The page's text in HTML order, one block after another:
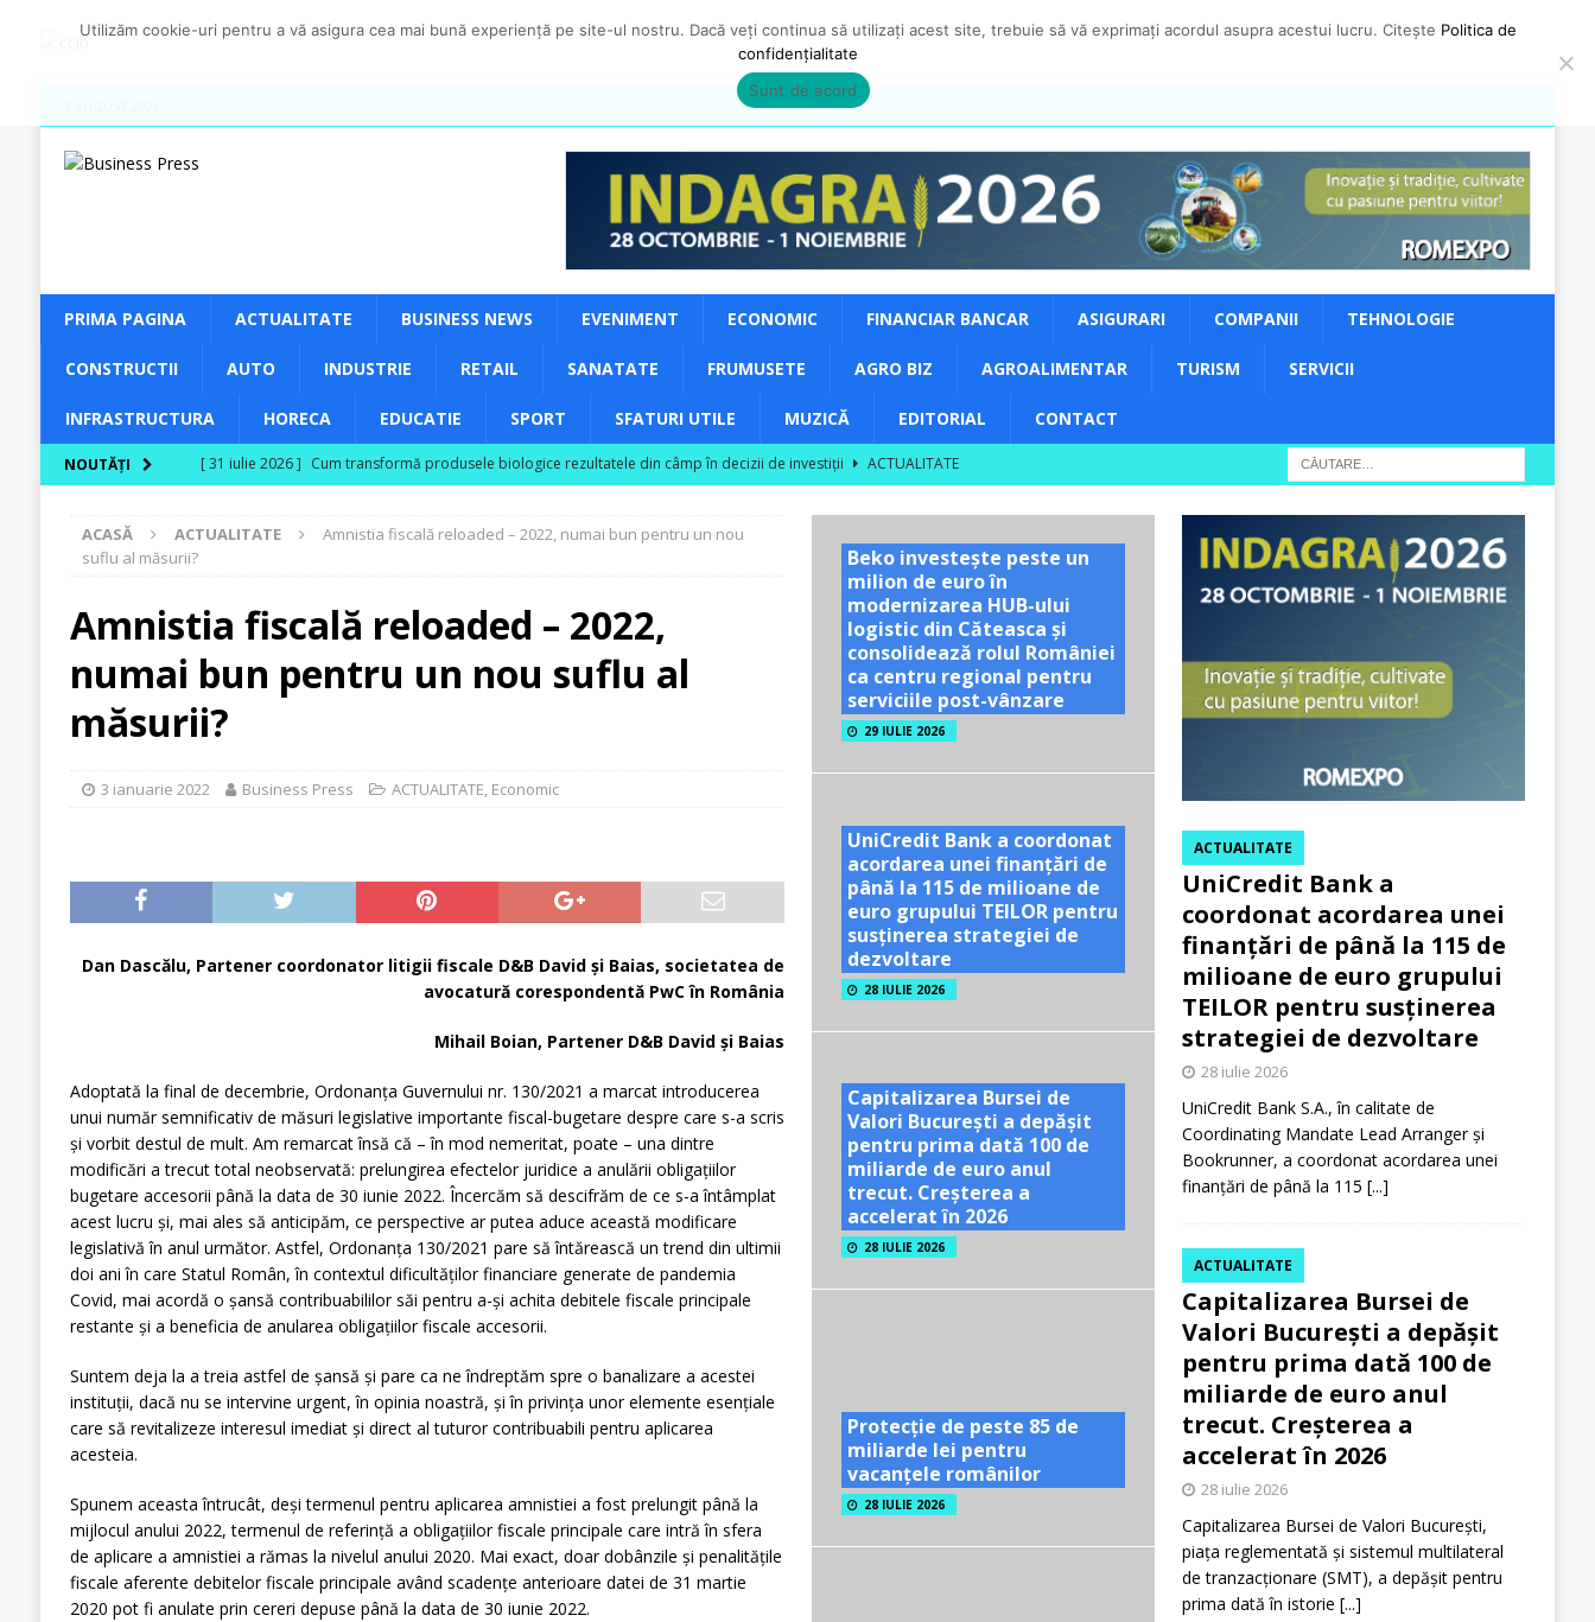
PRIMA PAGINA ACTUALITATE BUSINESS NEWS EVENIMENT ECONOMIC FINANCIAR BANCAR ASIGURARI COMPANII TEHNOLOGIE
CONSTRUCTII AUTO INDUSTRIE RETAIL SANATATE FRUMUSETE AGRO BIZ AGROALIMENTAR TURISM SERVICII
INFRASTRUCTURA HORECA EDUCATIE SPORT SFATURI UTILE MUZICĂ EDITORIAL CONTACT
NOUTĂȚI [ 31 iulie 2026 ] Cum transformă produsele biologice rezultatele din câmp în decizii de investiții
ACTUALITATE
Carpaților Orientali
ACTUALITATE
[ 29 iulie 2026 ] CITR – Insolvențele din agricultură se dublează în S1 2026; peste 40% dintre companiile mari din sector
sunt în risc financiar
ACTUALITATE
[ 31 iulie 2026 ]
ACTUALITATE
ACASĂ ACTUALITATE
Amnistia fiscală reloaded – 2022, numai bun pentru un nou
suflu al măsurii?
Amnistia fiscală reloaded – 2022,
numai bun pentru un nou suflu al
măsurii?
3 ianuarie 2022 Business Press ACTUALITATE, Economic
Dan Dascălu, Partener coordonator litigii fiscale D&B David și Baias, societatea de
avocatură corespondentă PwC în România
Mihail Boian, Partener D&B David și Baias
Adoptată la final de decembrie, Ordonanța Guvernului nr. 130/2021 a marcat introducerea
unui număr semnificativ de măsuri legislative importante fiscal-bugetare despre care s-a scris
și vorbit destul de mult. Am remarcat însă că – în mod nemeritat, poate – una dintre
modificări a trecut total neobservată: prelungirea efectelor juridice a anulării obligațiilor
bugetare accesorii până la data de 30 iunie 2022. Încercăm să descifrăm de ce s-a întâmplat
acest lucru și, mai ales să anticipăm, ce perspective ar putea aduce această modificare
legislativă în anul următor. Astfel, Ordonanța 130/2021 pare să întărească un trend din ultimii
doi ani în care Statul Român, în contextul dificultăților financiare generate de pandemia
Covid, mai acordă o șansă contribuabililor săi pentru a-și achita debitele fiscale principale
restante și a beneficia de anularea obligațiilor fiscale accesorii.
Suntem deja la a treia astfel de șansă și pare ca ne îndreptăm spre o banalizare a acestei
instituții, dacă nu se intervine urgent, în opinia noastră, și în privința unor elemente esențiale
care să revitalizeze interesul imediat și direct al tuturor contribuabili pentru aplicarea
acesteia.
Spunem aceasta întrucât, deși termenul pentru aplicarea amnistiei a fost prelungit până la
mijlocul anului 2022, termenul de referință a obligațiilor fiscale principale care intră în sfera
de aplicare a amnistiei a rămas la nivelul anului 2020. Mai exact, doar dobânzile și penalitățile
fiscale aferente debitelor fiscale principale având scadențe anterioare datei de 31 martie
2020 pot fi anulate prin cereri depuse până la data de 30 iunie 2022.
Beko investește peste un
milion de euro în
modernizarea HUB-ului
logistic din Căteasca și
consolidează rolul României
ca centru regional pentru
serviciile post-vânzare
29 IULIE 2026
UniCredit Bank a coordonat
acordarea unei finanțări de
până la 115 de milioane de
euro grupului TEILOR pentru
susținerea strategiei de
dezvoltare
28 IULIE 2026
Capitalizarea Bursei de
Valori București a depășit
pentru prima dată 100 de
miliarde de euro anul
trecut. Creșterea a
accelerat în 2026
28 IULIE 2026
Protecție de peste 85 de
miliarde lei pentru
vacanțele românilor
28 IULIE 2026
UniCredit Bank a
coordonat acordarea unei
finanțări de până la 115 de
milioane de euro grupului
TEILOR pentru susținerea
strategiei de dezvoltare
ACTUALITATE
28 iulie 2026
UniCredit Bank S.A., în calitate de
Coordinating Mandate Lead Arranger și
Bookrunner, a coordonat acordarea unei
finanțări de până la 115 [...]
Capitalizarea Bursei de
Valori București a depășit
pentru prima dată 100 de
miliarde de euro anul
trecut. Creșterea a
accelerat în 2026
ACTUALITATE
28 iulie 2026
Capitalizarea Bursei de Valori București,
piața reglementată și sistemul multilateral
de tranzacționare (SMT), a depășit pentru
prima dată în istorie [...]
Utilizăm cookie-uri pentru a vă asigura cea mai bună experiență pe site-ul nostru. Dacă veți continua să utilizați acest site, trebuie să vă exprimați acordul asupra acestui lucru. Citește Politica de
confidențialitate
Sunt de acord